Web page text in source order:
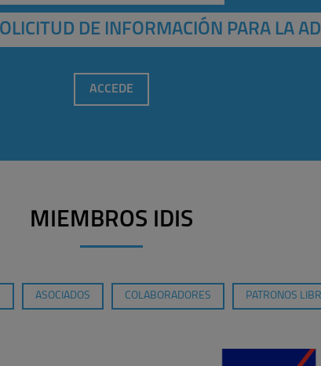
DE INFORMACIÓN PARA LA
ACCEDE
MIEMBROS IDIS
ASOCIADOS COLABORADORES PATRONOS